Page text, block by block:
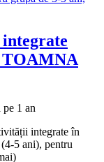
TOAMNA
pe 1 an
integrate în
5 ani), pentru